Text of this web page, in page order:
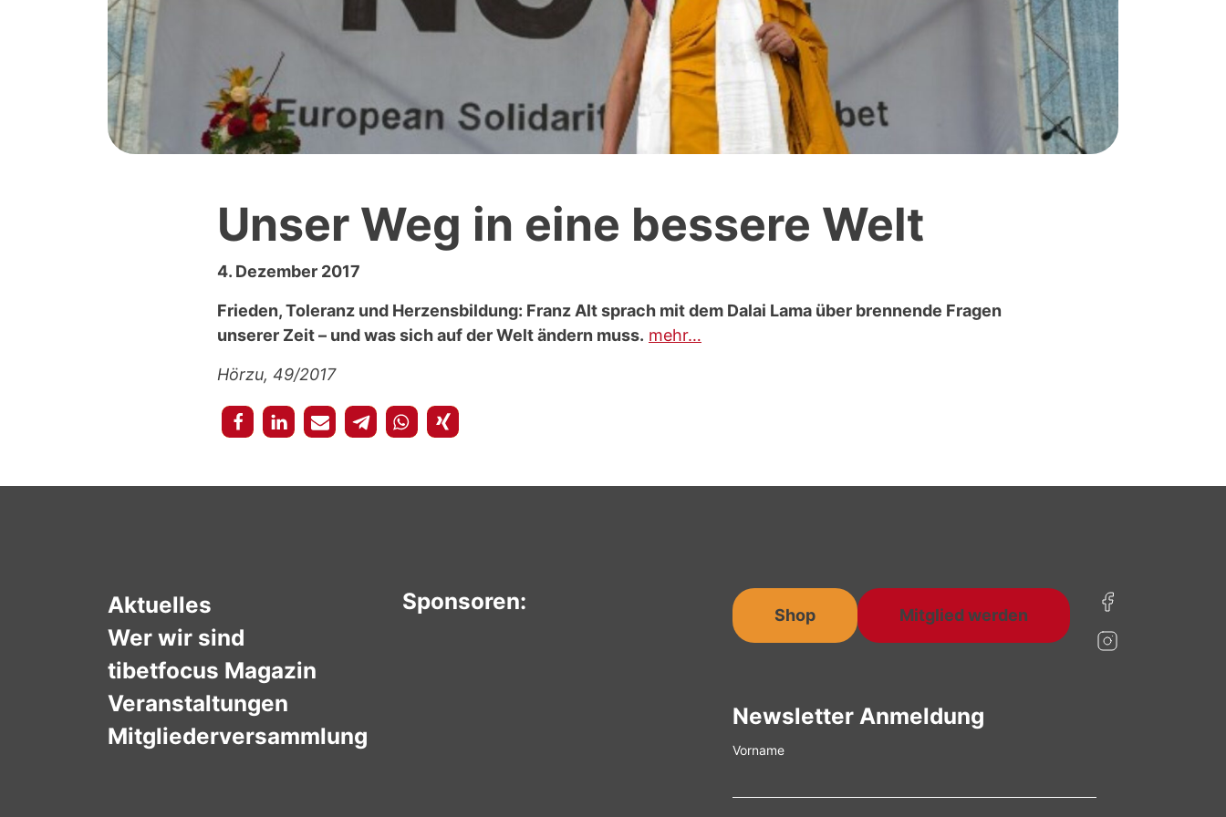
Unser Weg in eine bessere Welt
4. Dezember 2017
Frieden, Toleranz und Herzensbildung: Franz Alt sprach mit dem Dalai Lama über brennende Fragen
unserer Zeit – und was sich auf der Welt ändern muss. mehr…
Hörzu, 49/2017
Aktuelles
Wer wir sind
tibetfocus Magazin
Veranstaltungen
Mitgliederversammlung
Sponsoren:
Shop Mitglied werden
Newsletter Anmeldung
Vorname